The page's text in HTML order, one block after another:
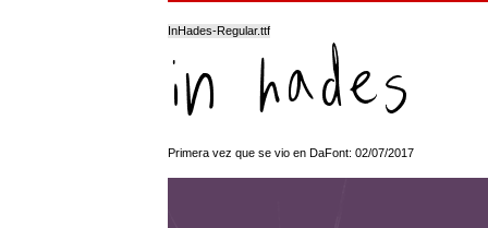
InHades-Regular.ttf
Primera vez que se vio en DaFont: 02/07/2017